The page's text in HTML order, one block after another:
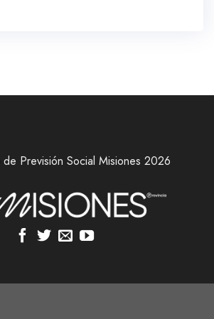
Previsión Social Misiones 2026